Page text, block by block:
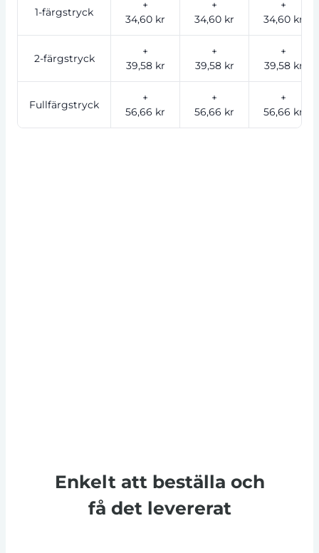
1-färgstryck
+
34,60 kr
+
34,60 kr
+
34,60 kr
2-färgstryck
+
39,58 kr
+
39,58 kr
+
39,58 kr
Fullfärgstryck
+
56,66 kr
+
56,66 kr
+
56,66 kr
Enkelt att beställa och
få det levererat